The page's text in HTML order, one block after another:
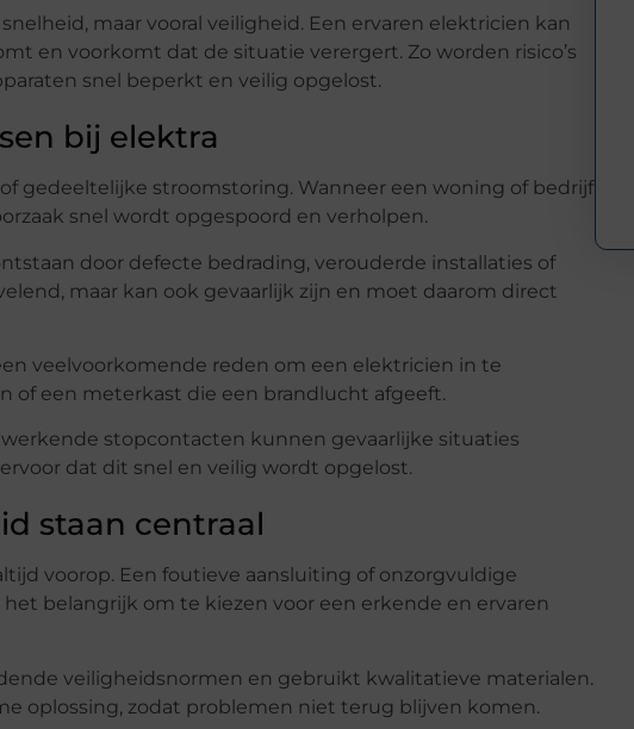
maar vooral veiligheid. Een ervaren elektricien kan
en voorkomt dat de situatie verergert. Zo worden risico’s
snel beperkt en veilig opgelost.
bij elektra
gedeeltelijke stroomstoring. Wanneer een woning of bedrijf
snel wordt opgespoord en verholpen.
door defecte bedrading, verouderde installaties of
maar kan ook gevaarlijk zijn en moet daarom direct
veelvoorkomende reden om een elektricien in te
of een meterkast die een brandlucht afgeeft.
stopcontacten kunnen gevaarlijke situaties
dat dit snel en veilig wordt opgelost.
staan centraal
voorop. Een foutieve aansluiting of onzorgvuldige
belangrijk om te kiezen voor een erkende en ervaren
veiligheidsnormen en gebruikt kwalitatieve materialen.
oplossing, zodat problemen niet terug blijven komen.